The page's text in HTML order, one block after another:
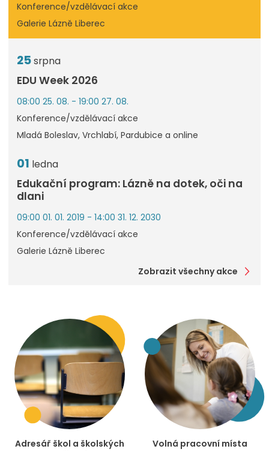
Konference/vzdělávací akce
Galerie Lázně Liberec
25srpna
EDU Week 2026
08:00 25. 08. - 19:00 27. 08.
Konference/vzdělávací akce
Mladá Boleslav, Vrchlabí, Pardubice a online
01 ledna
Edukační program: Lázně na dotek, oči na
dlani
09:00 01. 01. 2019 - 14:00 31. 12. 2030
Konference/vzdělávací akce
Galerie Lázně Liberec
Zobrazit všechny akce
Adresář škol a školských
Volná pracovní místa